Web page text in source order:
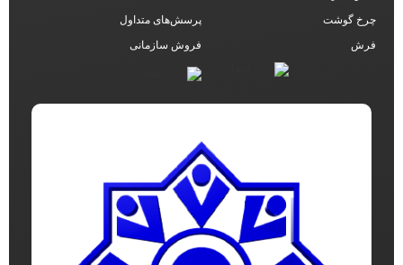
چرخ گوشت
فرش
پرسش‌های متداول
فروش سازمانی